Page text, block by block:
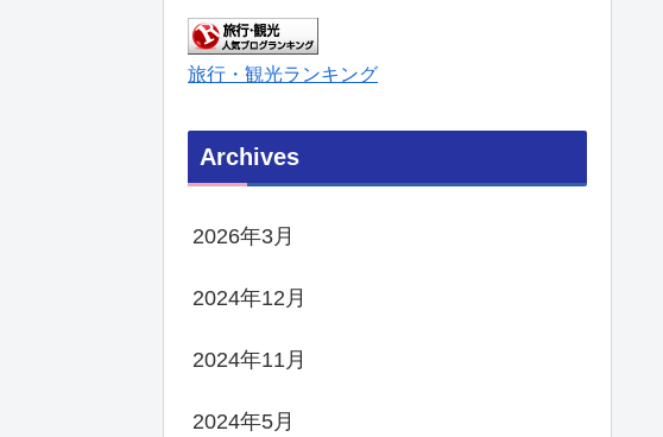
旅行・観光ランキング
Archives
2026年3月
2024年12月
2024年11月
2024年5月